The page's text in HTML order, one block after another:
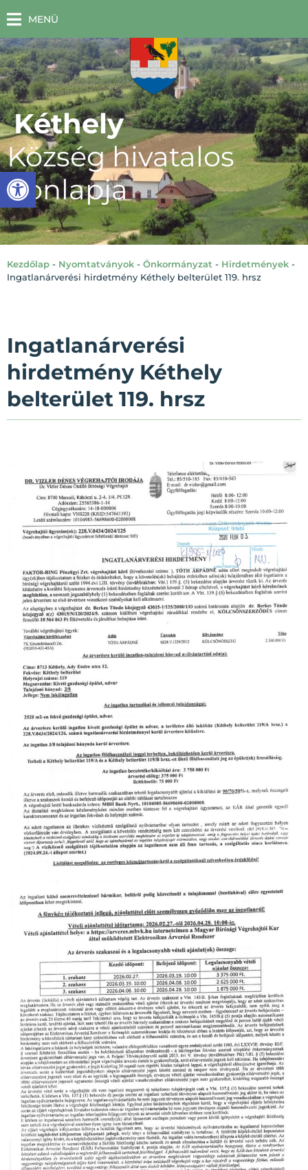
Eszköztár megnyitása
MENÜ
Kéthely
Község hivatalos
honlapja
Kezdőlap - Nyomtatványok - Önkormányzat - Hirdetmények -
Ingatlanárverési hirdetmény Kéthely belterület 119. hrsz
Ingatlanárverési
hirdetmény Kéthely
belterület 119. hrsz